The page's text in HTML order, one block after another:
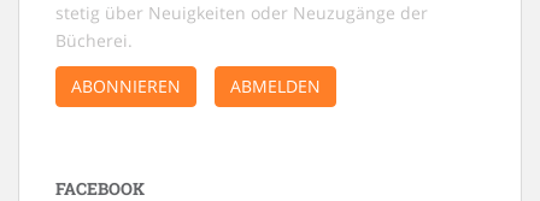
stetig über Neuigkeiten oder Neuzugänge der
Bücherei.
ABONNIEREN
ABMELDEN
FACEBOOK